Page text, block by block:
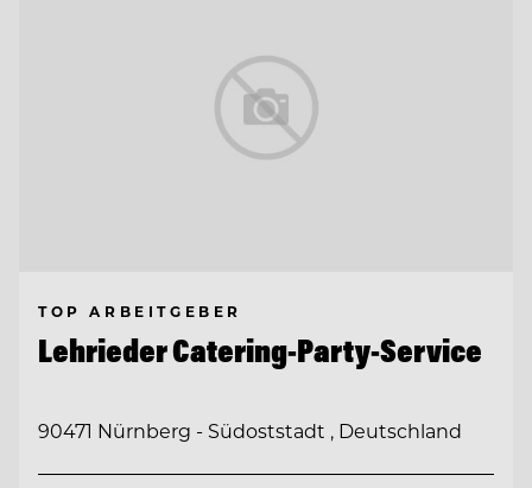
TOP ARBEITGEBER
Lehrieder Catering-Party-Service
90471 Nürnberg - Südoststadt , Deutschland